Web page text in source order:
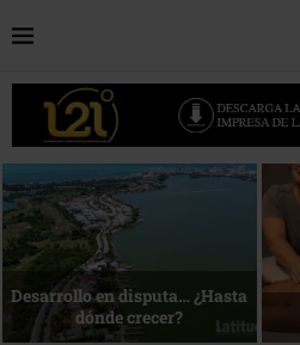
Bottega, un viaje servido a la
mesa